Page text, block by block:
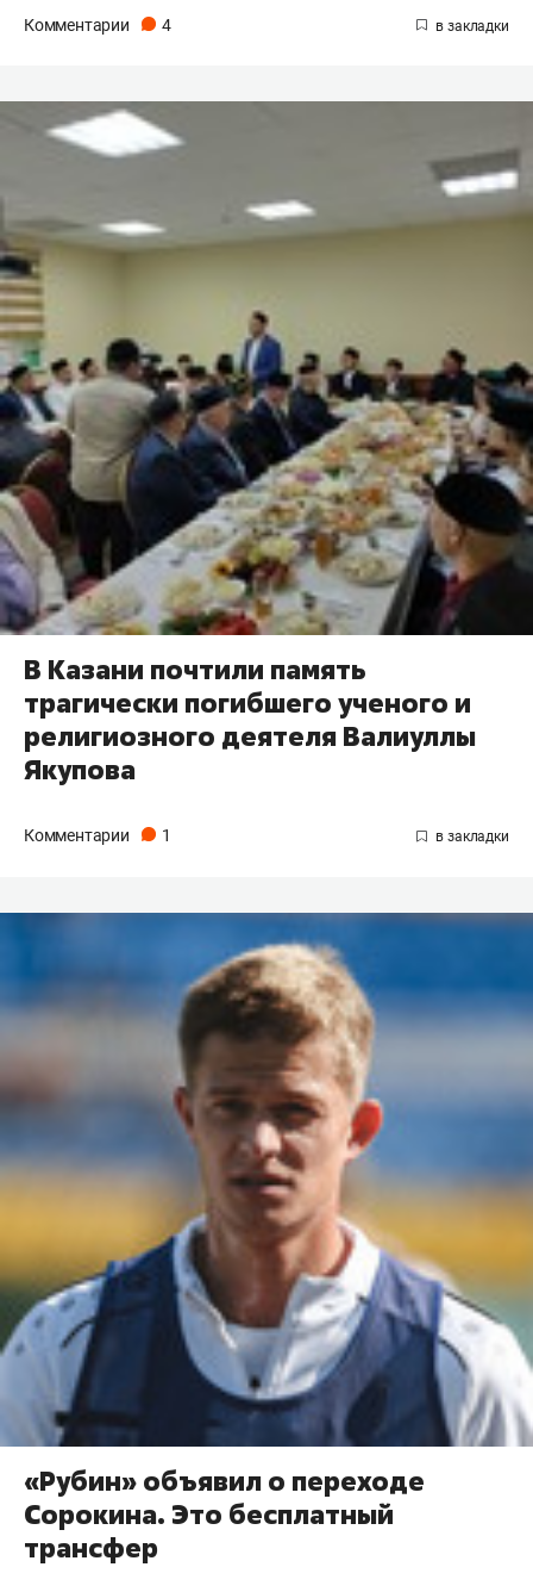
Комментарии 4
В Казани почтили память
трагически погибшего ученого и
религиозного деятеля Валиуллы
Якупова
Комментарии 1
«Рубин» объявил о переходе
Сорокина. Это бесплатный
трансфер